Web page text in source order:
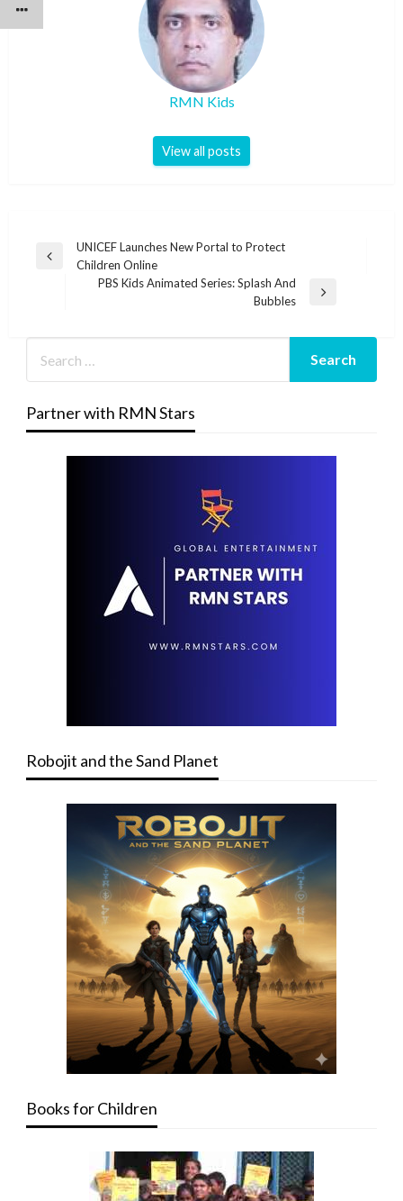
RMN Kids
View all posts
Post
navigation
Previous
UNICEF Launches New Portal to Protect
Children Online
PBS Kids Animated Series: Splash And
Bubbles
Partner with RMN Stars
Robojit and the Sand Planet
Books for Children